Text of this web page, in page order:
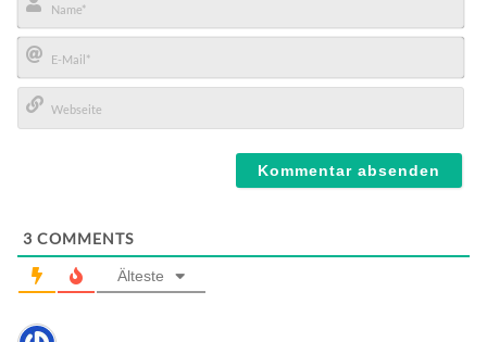
Name*
E-
Mail*
3 COMMENTS
Älteste